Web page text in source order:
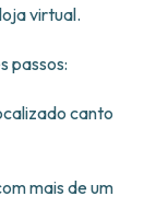
virtual.
passos:
canto
mais de um